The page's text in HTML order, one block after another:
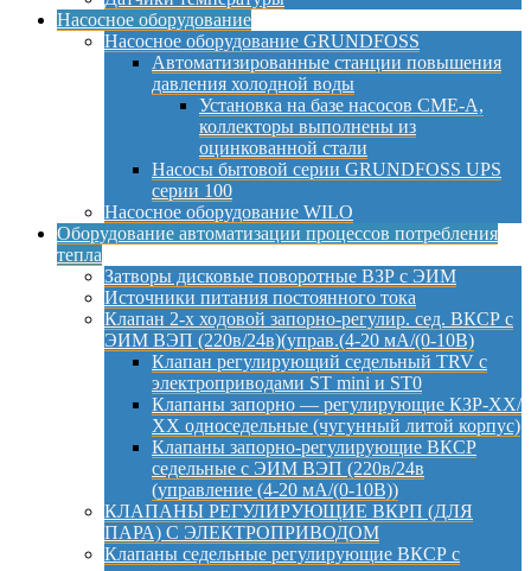
Насосное оборудование
Насосное оборудование GRUNDFOSS
Автоматизированные станции повышения
давления холодной воды
Установка на базе насосов CME-A,
коллекторы выполнены из
оцинкованной стали
Насосы бытовой серии GRUNDFOSS UPS
серии 100
Насосное оборудование WILO
Оборудование автоматизации процессов потребления
тепла
Затворы дисковые поворотные ВЗР с ЭИМ
Источники питания постоянного тока
Клапан 2-х ходовой запорно-регулир. сед. ВКСР с
ЭИМ ВЭП (220в/24в)(управ.(4-20 мА/(0-10В)
Клапан регулирующий седельный TRV с
электроприводами ST mini и ST0
Клапаны запорно — регулирующие КЗР-ХХ/
ХХ односедельные (чугунный литой корпус)
Клапаны запорно-регулирующие ВКСР
седельные с ЭИМ ВЭП (220в/24в
(управление (4-20 мА/(0-10В))
КЛАПАНЫ РЕГУЛИРУЮЩИЕ ВКРП (ДЛЯ
ПАРА) С ЭЛЕКТРОПРИВОДОМ
Клапаны седельные регулирующие ВКСР с